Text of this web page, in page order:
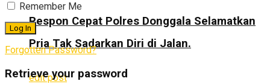
Respon Cepat Polres Donggala Selamatkan
Pria Tak Sadarkan Diri di Jalan.
edit post
Remember Me
Forgotten Password?
Retrieve your password